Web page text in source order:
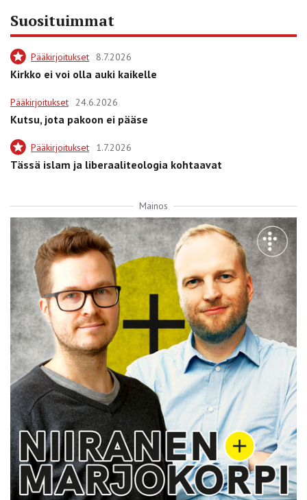
Suosituimmat
Pääkirjoitukset 8.7.2026
Kirkko ei voi olla auki kaikelle
Pääkirjoitukset 24.6.2026
Kutsu, jota pakoon ei pääse
Pääkirjoitukset 1.7.2026
Tässä islam ja liberaaliteologia kohtaavat
Mainos